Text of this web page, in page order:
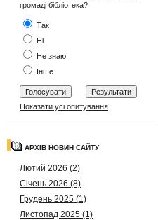
громаді бібліотека?
Так
Ні
Не знаю
Інше
Показати усі опитування
АРХІВ НОВИН САЙТУ
Лютий 2026 (2)
Січень 2026 (8)
Грудень 2025 (1)
Листопад 2025 (1)